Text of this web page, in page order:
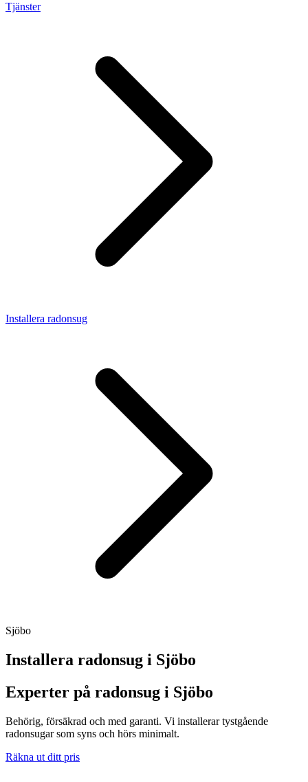
Tjänster
Installera radonsug
Sjöbo
Installera radonsug i Sjöbo
Experter på radonsug i Sjöbo
Behörig, försäkrad och med garanti. Vi installerar tystgående
radonsugar som syns och hörs minimalt.
Räkna ut ditt pris